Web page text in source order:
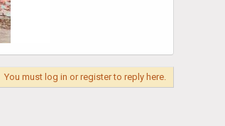
You must log in or register to reply here.